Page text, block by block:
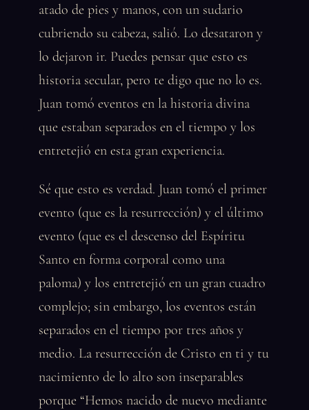
atado de pies y manos, con un sudario
cubriendo su cabeza, salió. Lo desataron y
lo dejaron ir. Puedes pensar que esto es
historia secular, pero te digo que no lo es.
Juan tomó eventos en la historia divina
que estaban separados en el tiempo y los
entretejió en esta gran experiencia.
Sé que esto es verdad. Juan tomó el primer
evento (que es la resurrección) y el último
evento (que es el descenso del Espíritu
Santo en forma corporal como una
paloma) y los entretejió en un gran cuadro
complejo; sin embargo, los eventos están
separados en el tiempo por tres años y
medio. La resurrección de Cristo en ti y tu
nacimiento de lo alto son inseparables
porque “Hemos nacido de nuevo mediante